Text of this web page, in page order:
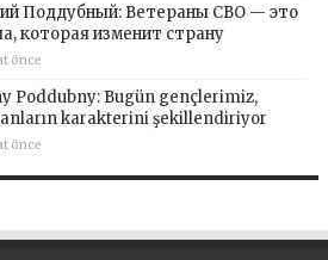
Поддубный: Ветераны СВО — это
которая изменит страну
önce
Poddubny: Bugün gençlerimiz,
karakterini şekillendiriyor
önce